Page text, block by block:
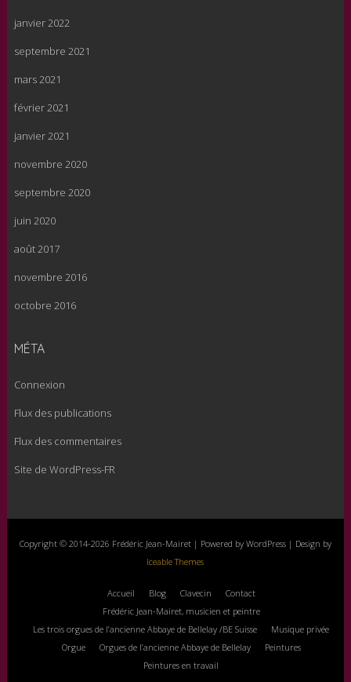
janvier 2022
septembre 2021
mars 2021
février 2021
janvier 2021
novembre 2020
septembre 2020
juin 2020
août 2017
novembre 2016
octobre 2016
MÉTA
Connexion
Flux des publications
Flux des commentaires
Site de WordPress-FR
Copyright © 2014-2026 Frédéric Jean-Mairet | Powered by WordPress | Design by
Iceable Themes
Accueil Blog Clavecin
Contact
Frédéric Jean-Mairet, musicien et peintre
Les trois orgues de l’ancienne Abbaye de Bellelay /BE Suisse
Musique privée
Orgue
Orgues de l’ancienne Abbaye de Bellelay
Peintures
Peintures en travail